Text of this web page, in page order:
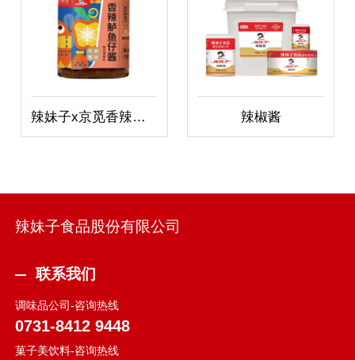
辣妹子x京觅香辣鲈鱼仔酱 辣椒酱
辣妹子食品股份有限公司
联系我们
调味品公司-咨询热线
0731-8412 9448
菓子美饮料-咨询热线